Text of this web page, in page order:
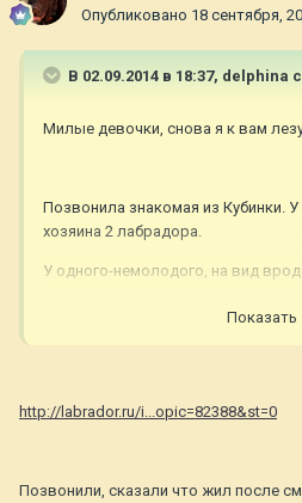
Опубликовано 18 сентября,
В 02.09.2014 в 18:37, delphina
Милые девочки, снова я к вам
Позвонила знакомая из Кубинки. У
хозяина 2 лабрадора.
У одного-немолодого, на вид
и подъездом уже несколько дней.
Показать
http://labrador.ru/i...opic=82388&st=0
Позвонили, сказали что жил после